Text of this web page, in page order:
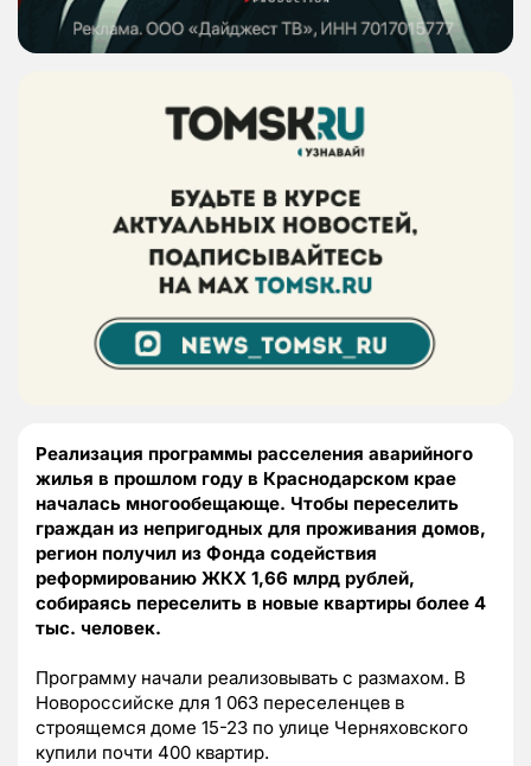
Реализация программы расселения аварийного
жилья в прошлом году в Краснодарском крае
началась многообещающе. Чтобы переселить
граждан из непригодных для проживания домов,
регион получил из Фонда содействия
реформированию ЖКХ 1,66 млрд рублей,
собираясь переселить в новые квартиры более 4
тыс. человек.
Программу начали реализовывать с размахом. В
Новороссийске для 1 063 переселенцев в
строящемся доме 15-23 по улице Черняховского
купили почти 400 квартир.